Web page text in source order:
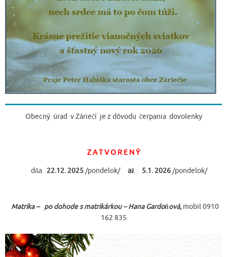
Obecný úrad v Záriečí je z dôvodu čerpania dovolenky
Z A T V O R E N Ý
dňa 22.12. 2025/pondelok/ až 5.1. 2026/pondelok/
Matrika – po dohode s matrikárkou – Hana Gardoňová,mobil 0910
162 835